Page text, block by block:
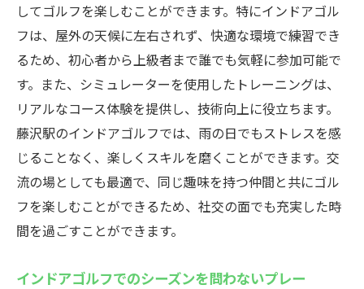
してゴルフを楽しむことができます。特にインドアゴル
フは、屋外の天候に左右されず、快適な環境で練習でき
るため、初心者から上級者まで誰でも気軽に参加可能で
す。また、シミュレーターを使用したトレーニングは、
リアルなコース体験を提供し、技術向上に役立ちます。
藤沢駅のインドアゴルフでは、雨の日でもストレスを感
じることなく、楽しくスキルを磨くことができます。交
流の場としても最適で、同じ趣味を持つ仲間と共にゴル
フを楽しむことができるため、社交の面でも充実した時
間を過ごすことができます。
インドアゴルフでのシーズンを問わないプレー